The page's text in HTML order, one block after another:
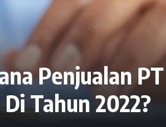
Penjualan
Tahun 2022?